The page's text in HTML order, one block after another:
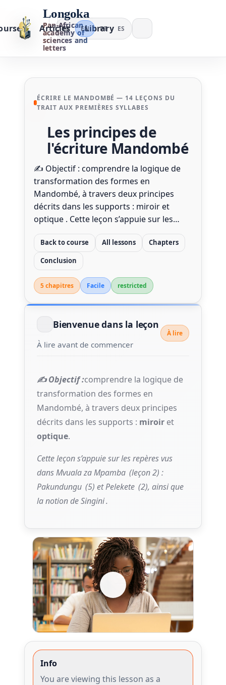
Longoka
Pan-African
academy of
sciences and
letters
Articles Library
FR EN PT ES
ÉCRIRE LE MANDOMBÉ — 14 LEÇONS DU
TRAIT AUX PREMIÈRES SYLLABES
Les principes de
l'écriture Mandombé
✍️ Objectif : comprendre la logique de
transformation des formes en
Mandombé, à travers deux principes
décrits dans les supports : miroir et
optique . Cette leçon s’appuie sur les…
Back to course All lessons
Chapters
Conclusion
5 chapitres Facile restricted
Bienvenue dans la leçon
À lire avant de commencer
À lire
✍️ Objectif :comprendre la logique de
transformation des formes en
Mandombé, à travers deux principes
décrits dans les supports : miroir et
optique.
Cette leçon s’appuie sur les repères vus
dansMvuala za Mpamba (leçon 2) :
Pakundungu (5) etPelekete (2), ainsi que
la notion deSingini.
Info
You are viewing this lesson as a